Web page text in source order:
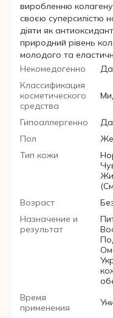
виробленню колагену
своєю суперсилістю
діяти як
природний рівень
молодого та
Некомедогенно
Да
Классификация
косметического
средства
Гипоаллергенно
Да
Пол
Тип кожи
Возраст
Назначение и
результат
Время
применения